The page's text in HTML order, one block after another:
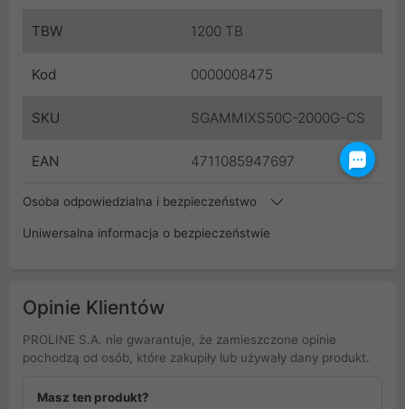
TBW 1200 TB
Kod 0000008475
SKU SGAMMIXS50C-2000G-CS
EAN 4711085947697
Osoba odpowiedzialna i bezpieczeństwo
Uniwersalna informacja o bezpieczeństwie
Opinie Klientów
PROLINE S.A. nie gwarantuje, że zamieszczone opinie
pochodzą od osób, które zakupiły lub używały dany produkt.
Masz ten produkt?